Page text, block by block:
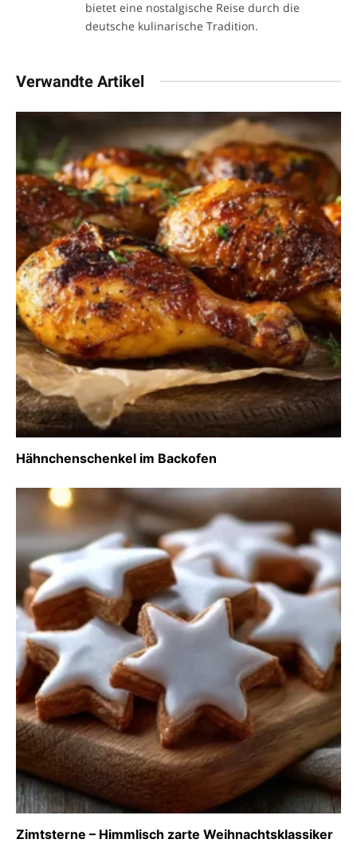
bietet eine nostalgische Reise durch die
deutsche kulinarische Tradition.
Verwandte Artikel
Hähnchenschenkel im Backofen
Zimtsterne – Himmlisch zarte Weihnachtsklassiker